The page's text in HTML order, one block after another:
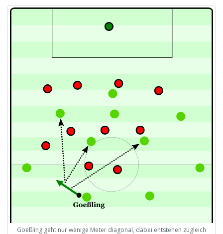
Goeßling geht nur wenige Meter diagonal, dabei entstehen zugleich